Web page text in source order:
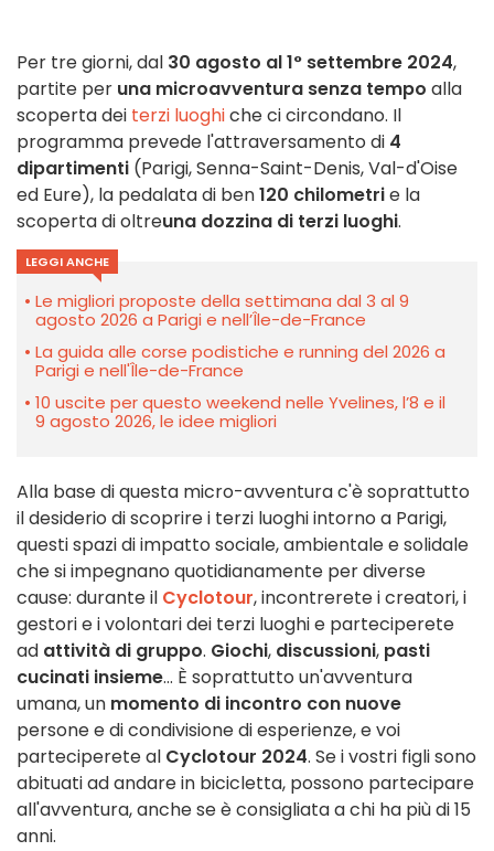
Per tre giorni, dal 30 agosto al 1° settembre 2024,
partite per una microavventura senza tempo alla
scoperta dei terzi luoghiche ci circondano. Il
programma prevede l'attraversamento di 4
dipartimenti (Parigi, Senna-Saint-Denis, Val-d'Oise
ed Eure), la pedalata di ben120 chilometrie la
scoperta di oltreuna dozzina di terzi luoghi.
LEGGI ANCHE
Le migliori proposte della settimana dal 3 al 9
agosto 2026 a Parigi e nell’Île-de-France
La guida alle corse podistiche e running del 2026 a
Parigi e nell'Île-de-France
10 uscite per questo weekend nelle Yvelines, l’8 e il
9 agosto 2026, le idee migliori
Alla base di questa micro-avventura c'è soprattutto
il desiderio di scoprire i terzi luoghi intorno a Parigi,
questi spazi di impatto sociale, ambientale e solidale
che si impegnano quotidianamente per diverse
cause: durante il Cyclotour, incontrerete i creatori, i
gestori e i volontari dei terzi luoghi e parteciperete
ad attività di gruppo. Giochi, discussioni, pasti
cucinati insieme... È soprattutto un'avventura
umana, un momento di incontro con nuove
persone e di condivisione di esperienze, e voi
parteciperete al Cyclotour 2024. Se i vostri figli sono
abituati ad andare in bicicletta, possono partecipare
all'avventura, anche se è consigliata a chi ha più di 15
anni.